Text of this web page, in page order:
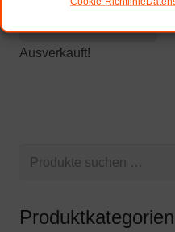
Ausverkauft!
Suchen
Produktkategorien